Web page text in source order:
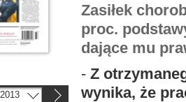
Zasiłek
proc.
dające mu
- Z
wynika, że
2013